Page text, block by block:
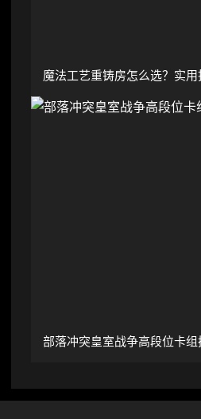
魔法工艺重铸房怎么选？实
部落冲突皇室战争高段位卡